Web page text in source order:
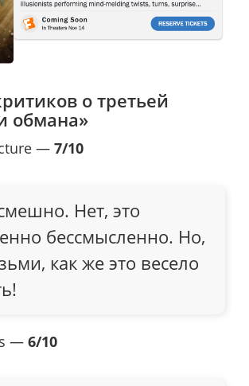
о третьей
обмана»
— 7/10
Нет, это
бессмысленно. Но,
как же это весело
— 6/10